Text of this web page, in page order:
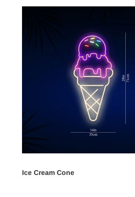
Ice Cream Cone